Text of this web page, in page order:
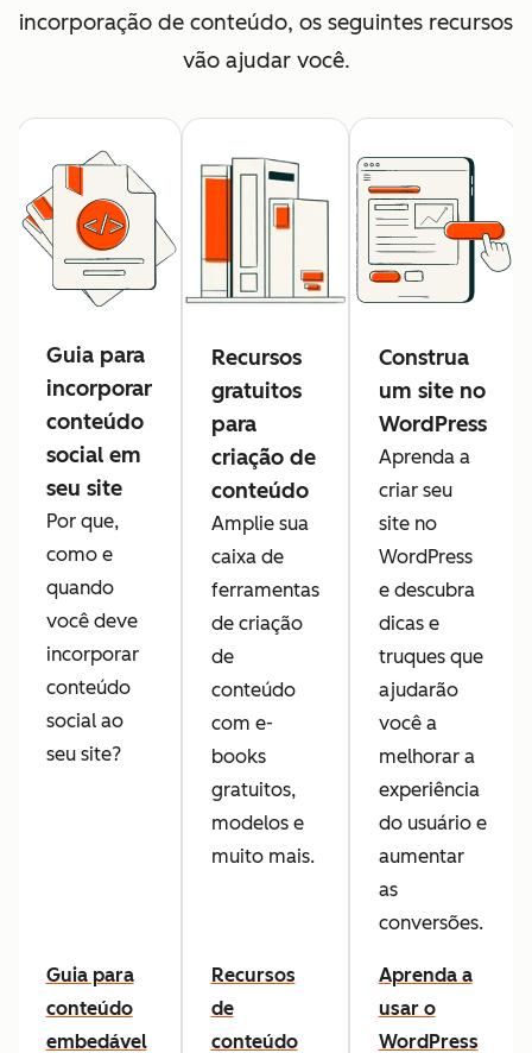
incorporação de conteúdo, os seguintes recursos
vão ajudar você.
Guia para
incorporar
conteúdo
social em
seu site
Por que,
como e
quando
você deve
incorporar
conteúdo
social ao
seu site?
Guia para
conteúdo
embedável
Recursos
gratuitos
para
criação de
conteúdo
Amplie sua
caixa de
ferramentas
de criação
de
conteúdo
com e-
books
gratuitos,
modelos e
muito mais.
Recursos
de
conteúdo
Construa
um site no
WordPress
Aprenda a
criar seu
site no
WordPress
e descubra
dicas e
truques que
ajudarão
você a
melhorar a
experiência
do usuário e
aumentar
as
conversões.
Aprenda a
usar o
WordPress